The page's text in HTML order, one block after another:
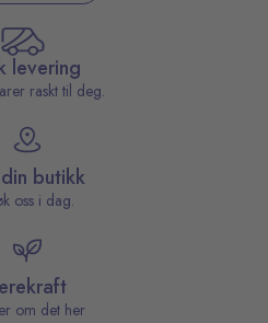
levering
raskt til deg.
butikk
oss i dag.
om det her